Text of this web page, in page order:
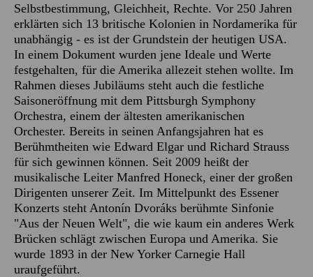
Selbstbestimmung, Gleichheit, Rechte. Vor 250 Jahren
erklärten sich 13 britische Kolonien in Nordamerika für
unabhängig - es ist der Grundstein der heutigen USA.
In einem Dokument wurden jene Ideale und Werte
festgehalten, für die Amerika allezeit stehen wollte. Im
Rahmen dieses Jubiläums steht auch die festliche
Saisoneröffnung mit dem Pittsburgh Symphony
Orchestra, einem der ältesten amerikanischen
Orchester. Bereits in seinen Anfangsjahren hat es
Berühmtheiten wie Edward Elgar und Richard Strauss
für sich gewinnen können. Seit 2009 heißt der
musikalische Leiter Manfred Honeck, einer der großen
Dirigenten unserer Zeit. Im Mittelpunkt des Essener
Konzerts steht Antonín Dvoráks berühmte Sinfonie
"Aus der Neuen Welt", die wie kaum ein anderes Werk
Brücken schlägt zwischen Europa und Amerika. Sie
wurde 1893 in der New Yorker Carnegie Hall
uraufgeführt.